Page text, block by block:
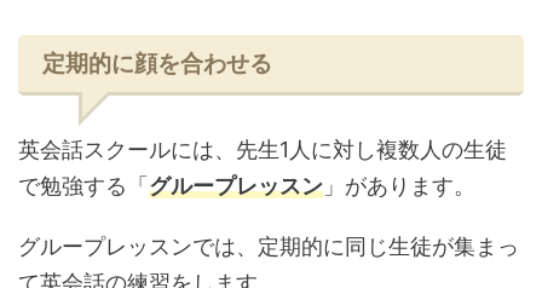
定期的に顔を合わせる
英会話スクールには、先生1人に対し複数人の生徒
で勉強する「 グループレッスン 」があります。
グループレッスンでは、定期的に同じ生徒が集まっ